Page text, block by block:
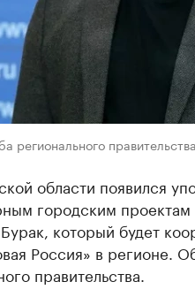
регионального правительства
области появился
городским
который будет
Россия» в регионе.
правительства.